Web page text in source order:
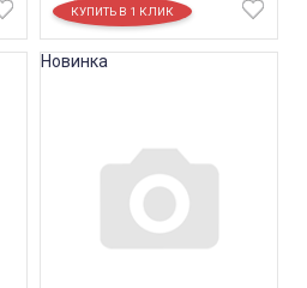
Новинка